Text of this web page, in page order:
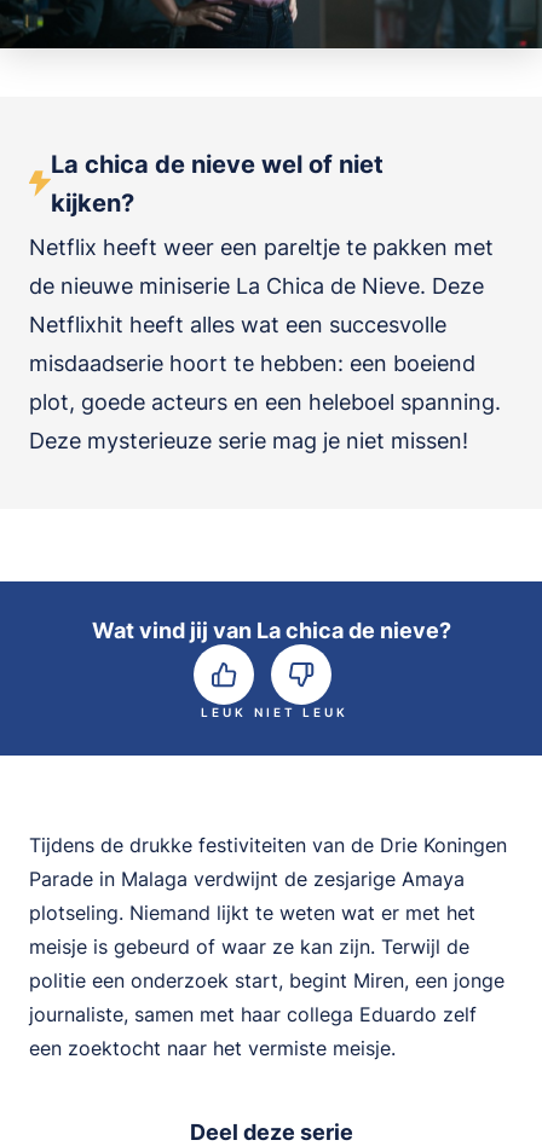
La chica de nieve wel of niet
kijken?
Netflix heeft weer een pareltje te pakken met
de nieuwe miniserie La Chica de Nieve. Deze
Netflixhit heeft alles wat een succesvolle
misdaadserie hoort te hebben: een boeiend
plot, goede acteurs en een heleboel spanning.
Deze mysterieuze serie mag je niet missen!
Wat vind jij van La chica de nieve?
LEUK NIET LEUK
Tijdens de drukke festiviteiten van de Drie Koningen
Parade in Malaga verdwijnt de zesjarige Amaya
plotseling. Niemand lijkt te weten wat er met het
meisje is gebeurd of waar ze kan zijn. Terwijl de
politie een onderzoek start, begint Miren, een jonge
journaliste, samen met haar collega Eduardo zelf
een zoektocht naar het vermiste meisje.
Deel deze serie